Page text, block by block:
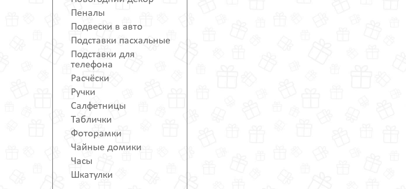
Пеналы
Подвески в авто
Подставки пасхальные
Подставки для
телефона
Расчёски
Ручки
Салфетницы
Таблички
Фоторамки
Чайные домики
Часы
Шкатулки